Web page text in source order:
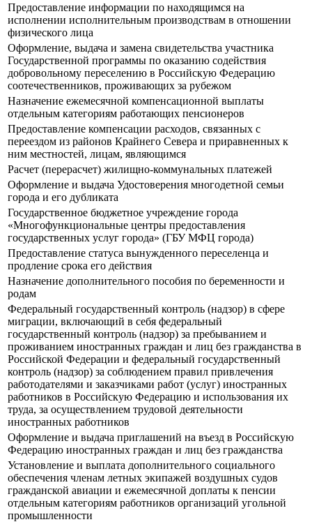
Предоставление информации по находящимся на
исполнении исполнительным производствам в отношении
физического лица
Оформление, выдача и замена свидетельства участника
Государственной программы по оказанию содействия
добровольному переселению в Российскую Федерацию
соотечественников, проживающих за рубежом
Назначение ежемесячной компенсационной выплаты
отдельным категориям работающих пенсионеров
Предоставление компенсации расходов, связанных с
переездом из районов Крайнего Севера и приравненных к
ним местностей, лицам, являющимся
Расчет (перерасчет) жилищно-коммунальных платежей
Оформление и выдача Удостоверения многодетной семьи
города и его дубликата
Государственное бюджетное учреждение города
«Многофункциональные центры предоставления
государственных услуг города» (ГБУ МФЦ города)
Предоставление статуса вынужденного переселенца и
продление срока его действия
Назначение дополнительного пособия по беременности и
родам
Федеральный государственный контроль (надзор) в сфере
миграции, включающий в себя федеральный
государственный контроль (надзор) за пребыванием и
проживанием иностранных граждан и лиц без гражданства в
Российской Федерации и федеральный государственный
контроль (надзор) за соблюдением правил привлечения
работодателями и заказчиками работ (услуг) иностранных
работников в Российскую Федерацию и использования их
труда, за осуществлением трудовой деятельности
иностранных работников
Оформление и выдача приглашений на въезд в Российскую
Федерацию иностранных граждан и лиц без гражданства
Установление и выплата дополнительного социального
обеспечения членам летных экипажей воздушных судов
гражданской авиации и ежемесячной доплаты к пенсии
отдельным категориям работников организаций угольной
промышленности